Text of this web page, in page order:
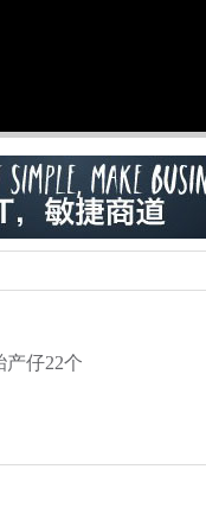
仔22个